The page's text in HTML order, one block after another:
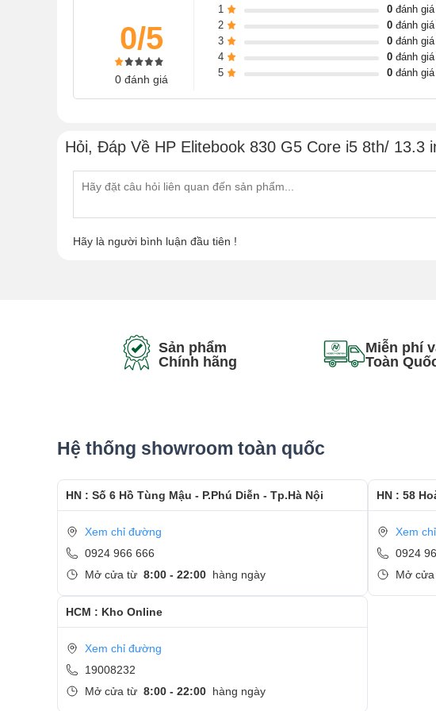
dễ dàng theo dõi và sớm có được lựa chọn tốt nhất.
Thiết kế sang trọng
HP EliteBook 830 G5 vẫn giữ thiết kế mỏng nhẹ, thời trang và
nhân. Máy vẫn giữ được vẻ ngoài mỏng, nhẹ, nhưng vẫn đạt tiêu
vỡ, chống va đập, chống sốc, chịu nhiệt độ và độ ẩm của môi trường
0/5
0 đánh giá
1 0 đánh giá
2
0 đánh giá
3
0 đánh giá
4
0 đánh giá
5
0 đánh giá
Hỏi, Đáp Về HP Elitebook 830 G5 Core i5 8th/ 13.3
Hãy là người bình luận đầu tiên !
Sản phẩm
Chính hãng
Miễn phí
Toàn
Hệ thống showroom toàn quốc
HN : Số 6 Hồ Tùng Mậu - P.Phú Diễn - Tp.Hà Nội
Xem chỉ đường
0924 966 666
Mở cửa từ 8:00 - 22:00 hàng ngày
HN : 58
Xem
0924
Mở
HCM : Kho Online
Xem chỉ đường
19008232
Mở cửa từ 8:00 - 22:00 hàng ngày